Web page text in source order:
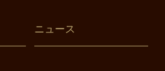
ニュース